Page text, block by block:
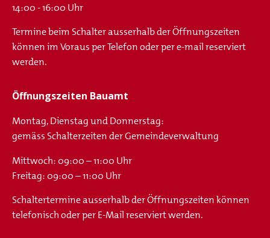
14:00 - 16:00 Uhr
Termine beim Schalter ausserhalb der Öffnungszeiten
können im Voraus per Telefon oder per e-mail reserviert
werden.
Öffnungszeiten Bauamt
Montag, Dienstag und Donnerstag:
gemäss Schalterzeiten der Gemeindeverwaltung
Mittwoch: 09:00 – 11:00 Uhr
Freitag: 09:00 – 11:00 Uhr
Schaltertermine ausserhalb der Öffnungszeiten können
telefonisch oder per E-Mail reserviert werden.